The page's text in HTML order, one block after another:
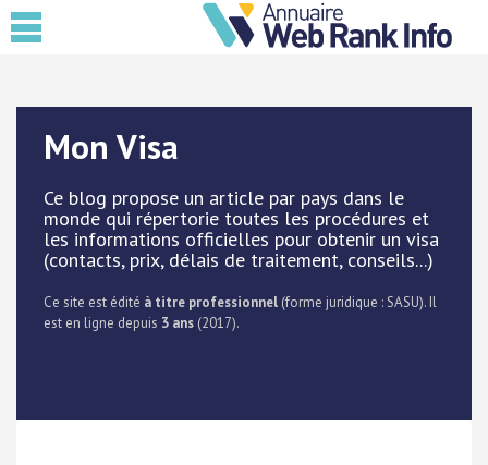
Mon Visa
Ce blog propose un article par pays dans le
monde qui répertorie toutes les procédures et
les informations officielles pour obtenir un visa
(contacts, prix, délais de traitement, conseils...)
Ce site est édité à titre professionnel (forme juridique : SASU). Il
est en ligne depuis 3 ans (2017).